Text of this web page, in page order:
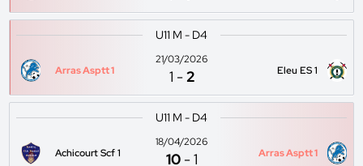
U11 M - D4
Arras Asptt 1
21/03/2026
1 -2 Eleu ES 1
U11 M - D4
Achicourt Scf 1
18/04/2026
10 -1 Arras Asptt 1